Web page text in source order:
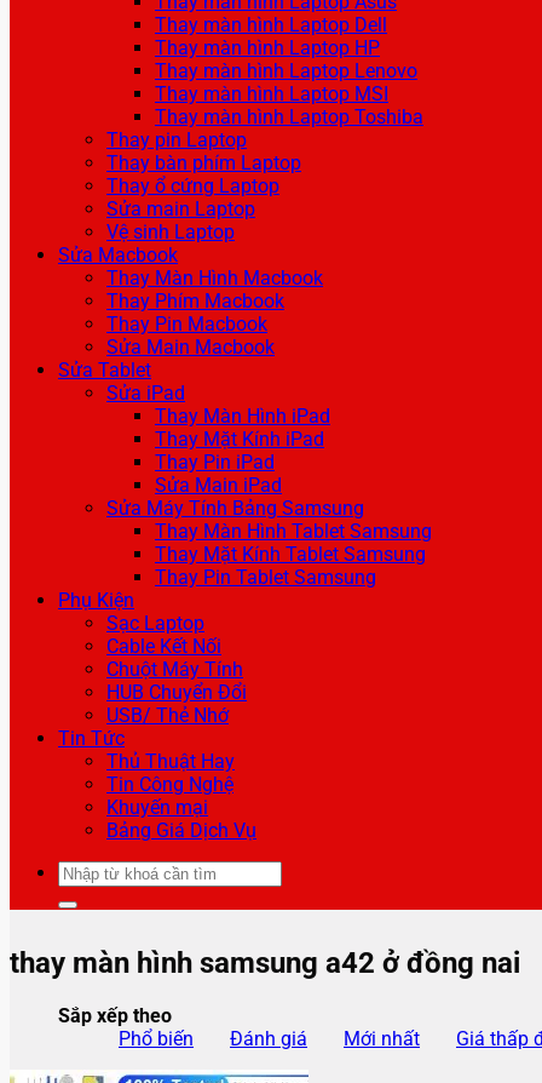
Thay màn hình Laptop Dell
Thay màn hình Laptop HP
Thay màn hình Laptop Lenovo
Thay màn hình Laptop MSI
Thay màn hình Laptop Toshiba
Thay pin Laptop
Thay bàn phím Laptop
Thay ổ cứng Laptop
Sửa main Laptop
Vệ sinh Laptop
Sửa Macbook
Thay Màn Hình Macbook
Thay Phím Macbook
Thay Pin Macbook
Sửa Main Macbook
Sửa Tablet
Sửa iPad
Thay Màn Hình iPad
Thay Mặt Kính iPad
Thay Pin iPad
Sửa Main iPad
Sửa Máy Tính Bảng Samsung
Thay Màn Hình Tablet Samsung
Thay Mặt Kính Tablet Samsung
Thay Pin Tablet Samsung
Phụ Kiện
Sạc Laptop
Cable Kết Nối
Chuột Máy Tính
HUB Chuyển Đổi
USB/ Thẻ Nhớ
Tin Tức
Thủ Thuật Hay
Tin Công Nghệ
Khuyến mại
Bảng Giá Dịch Vụ
Tìm
kiếm:
thay màn hình samsung a42 ở đồng nai
Sắp xếp theo
Phổ biến
Đánh giá Mới nhất Giá thấp